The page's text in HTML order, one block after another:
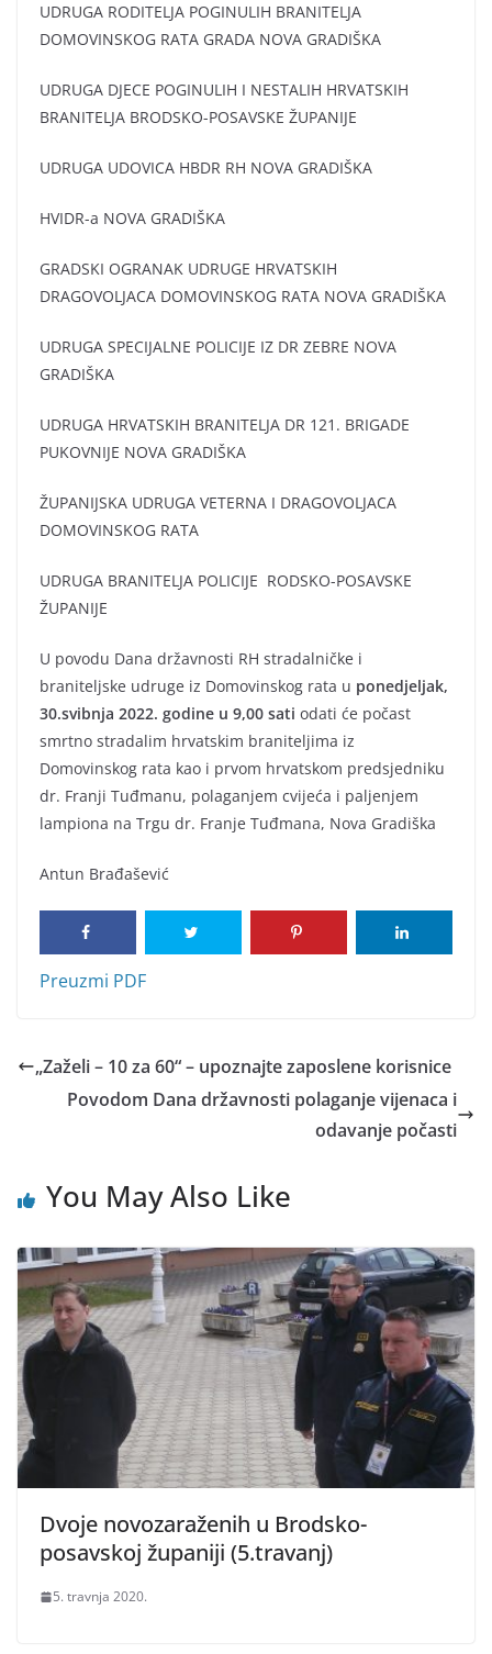
UDRUGA RODITELJA POGINULIH BRANITELJA
DOMOVINSKOG RATA GRADA NOVA GRADIŠKA
UDRUGA DJECE POGINULIH I NESTALIH HRVATSKIH
BRANITELJA BRODSKO-POSAVSKE ŽUPANIJE
UDRUGA UDOVICA HBDR RH NOVA GRADIŠKA
HVIDR-a NOVA GRADIŠKA
GRADSKI OGRANAK UDRUGE HRVATSKIH
DRAGOVOLJACA DOMOVINSKOG RATA NOVA GRADIŠKA
UDRUGA SPECIJALNE POLICIJE IZ DR ZEBRE NOVA
GRADIŠKA
UDRUGA HRVATSKIH BRANITELJA DR 121. BRIGADE
PUKOVNIJE NOVA GRADIŠKA
ŽUPANIJSKA UDRUGA VETERNA I DRAGOVOLJACA
DOMOVINSKOG RATA
UDRUGA BRANITELJA POLICIJE RODSKO-POSAVSKE
ŽUPANIJE
U povodu Dana državnosti RH stradalničke i
braniteljske udruge iz Domovinskog rata u ponedjeljak,
30.svibnja 2022. godine u 9,00 sati odati će počast
smrtno stradalim hrvatskim braniteljima iz
Domovinskog rata kao i prvom hrvatskom predsjedniku
dr. Franji Tuđmanu, polaganjem cvijeća i paljenjem
lampiona na Trgu dr. Franje Tuđmana, Nova Gradiška
Antun Brađašević
Preuzmi PDF
„Zaželi – 10 za 60“ – upoznajte zaposlene korisnice
Povodom Dana državnosti polaganje vijenaca i
odavanje počasti
You May Also Like
Dvoje novozaraženih u Brodsko-
posavskoj županiji (5.travanj)
5. travnja 2020.